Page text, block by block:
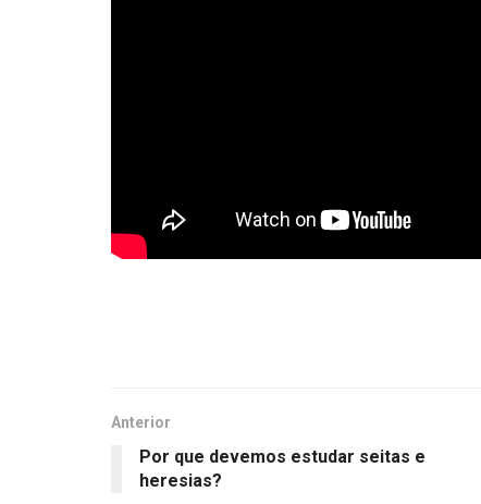
Anterior
Por que devemos estudar seitas e
heresias?